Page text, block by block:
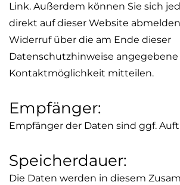
Link. Außerdem können Sie sich
direkt auf dieser Website
Widerruf über die am Ende dieser
Datenschutzhinweise angegebene
Kontaktmöglichkeit mitteilen.
Empfänger:
Empfänger der Daten sind ggf.
Speicherdauer:
Die Daten werden in diesem